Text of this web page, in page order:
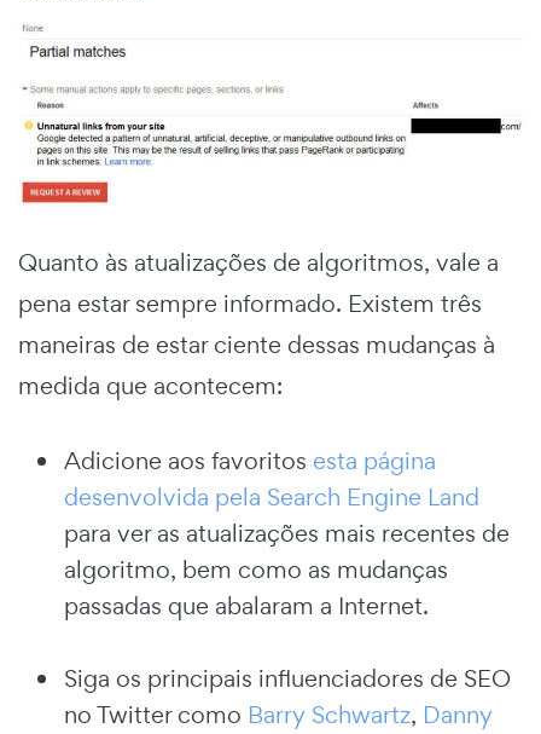
Quanto às atualizações de algoritmos, vale a
pena estar sempre informado. Existem três
maneiras de estar ciente dessas mudanças à
medida que acontecem:
Adicione aos favoritos esta página
desenvolvida pela Search Engine Land
para ver as atualizações mais recentes de
algoritmo, bem como as mudanças
passadas que abalaram a Internet.
Siga os principais influenciadores de SEO
no Twitter como Barry Schwartz, Danny